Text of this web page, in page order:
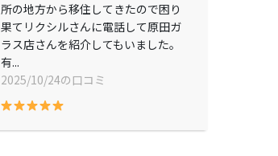
所の地方から移住してきたので困り
果てリクシルさんに電話して原田ガ
ラス店さんを紹介してもいました。
有...
2025/10/24の口コミ